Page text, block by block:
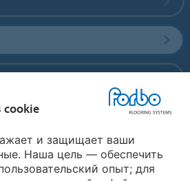
cookie
и защищает ваши
Наша цель — обеспечить
опыт; для